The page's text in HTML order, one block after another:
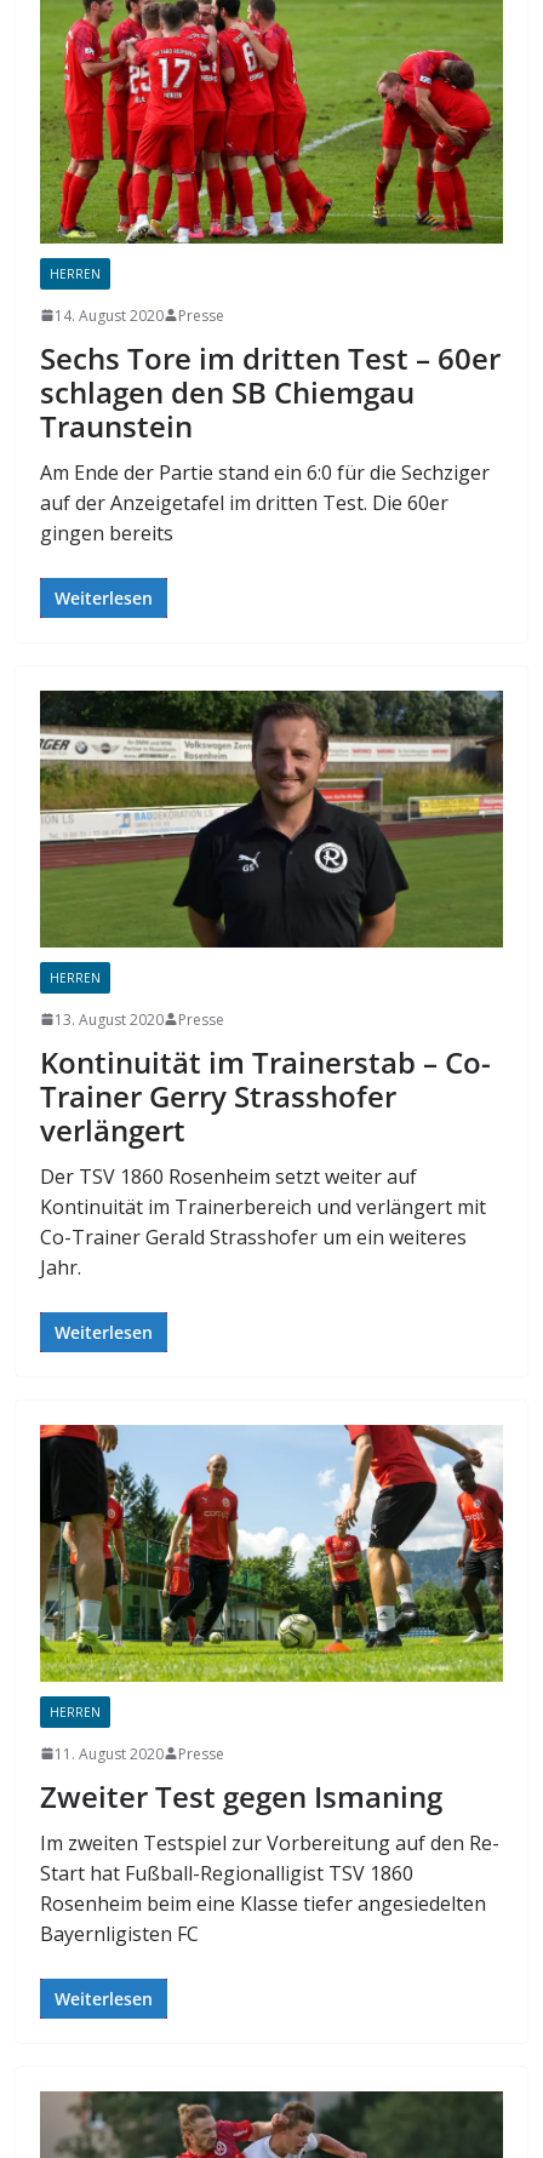
HERREN
14. August 2020 Presse
Sechs Tore im dritten Test – 60er
schlagen den SB Chiemgau
Traunstein
Am Ende der Partie stand ein 6:0 für die Sechziger
auf der Anzeigetafel im dritten Test. Die 60er
gingen bereits
Weiterlesen
HERREN
13. August 2020 Presse
Kontinuität im Trainerstab – Co-
Trainer Gerry Strasshofer
verlängert
Der TSV 1860 Rosenheim setzt weiter auf
Kontinuität im Trainerbereich und verlängert mit
Co-Trainer Gerald Strasshofer um ein weiteres
Jahr.
Weiterlesen
HERREN
11. August 2020 Presse
Zweiter Test gegen Ismaning
Im zweiten Testspiel zur Vorbereitung auf den Re-
Start hat Fußball-Regionalligist TSV 1860
Rosenheim beim eine Klasse tiefer angesiedelten
Bayernligisten FC
Weiterlesen